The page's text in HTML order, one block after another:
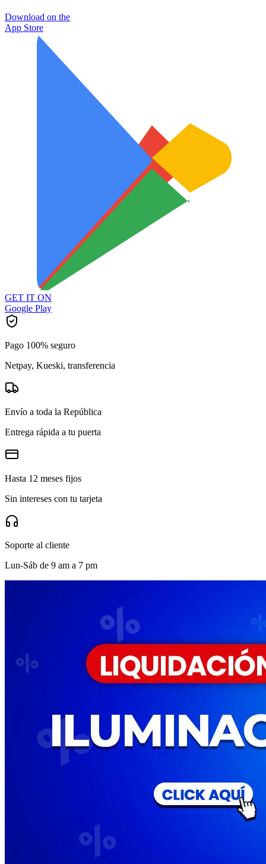
Download on the
App Store
GET IT ON
Google Play
Pago 100% seguro
Netpay, Kueski, transferencia
Envío a toda la República
Entrega rápida a tu puerta
Hasta 12 meses fijos
Sin intereses con tu tarjeta
Soporte al cliente
Lun-Sáb de 9 am a 7 pm